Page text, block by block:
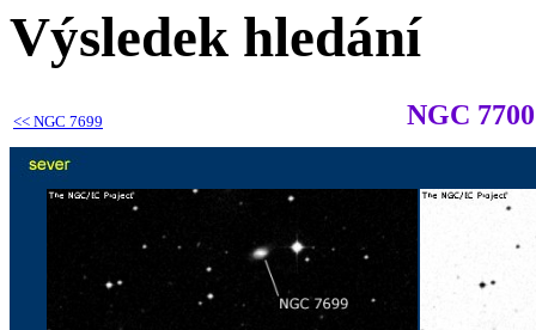
Výsledek hledání
<< NGC 7699 NGC 7700